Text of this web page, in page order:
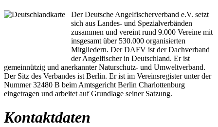
Der Deutsche Angelfischerverband e.V. setzt
sich aus Landes- und Spezialverbänden
zusammen und vereint rund 9.000 Vereine mit
insgesamt über 530.000 organisierten
Mitgliedern. Der DAFV ist der Dachverband
der Angelfischer in Deutschland. Er ist
gemeinnützig und anerkannter Naturschutz- und Umweltverband.
Der Sitz des Verbandes ist Berlin. Er ist im Vereinsregister unter der
Nummer 32480 B beim Amtsgericht Berlin Charlottenburg
eingetragen und arbeitet auf Grundlage seiner Satzung.
Kontaktdaten